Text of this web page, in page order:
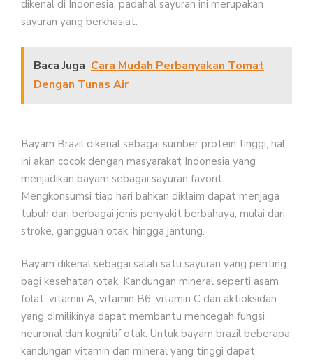
dikenal di Indonesia, padahal sayuran ini merupakan
sayuran yang berkhasiat.
Baca Juga Cara Mudah Perbanyakan Tomat
Dengan Tunas Air
Bayam Brazil dikenal sebagai sumber protein tinggi, hal
ini akan cocok dengan masyarakat Indonesia yang
menjadikan bayam sebagai sayuran favorit.
Mengkonsumsi tiap hari bahkan diklaim dapat menjaga
tubuh dari berbagai jenis penyakit berbahaya, mulai dari
stroke, gangguan otak, hingga jantung.
Bayam dikenal sebagai salah satu sayuran yang penting
bagi kesehatan otak. Kandungan mineral seperti asam
folat, vitamin A, vitamin B6, vitamin C dan aktioksidan
yang dimilikinya dapat membantu mencegah fungsi
neuronal dan kognitif otak. Untuk bayam brazil beberapa
kandungan vitamin dan mineral yang tinggi dapat